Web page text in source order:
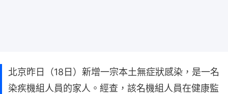
北京昨日（18日）新增一宗本土無症狀感染，是一名
染疾機組人員的家人。經查，該名機組人員在健康監